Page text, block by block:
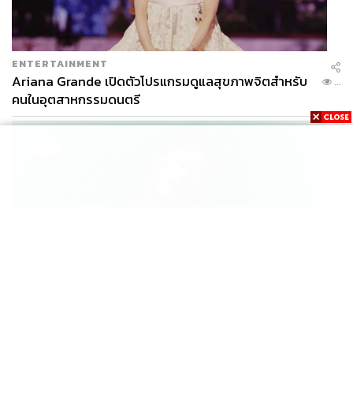
ENTERTAINMENT
Ariana Grande เปิดตัวโปรแกรมดูแลสุขภาพจิตสำหรับ
คนในอุตสาหกรรมดนตรี
...